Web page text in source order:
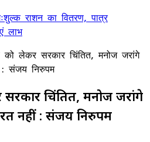
राशन का वितरण, पात्र
लाभ
को लेकर सरकार चिंतित, मनोज जरांगे
संजय निरुपम
सरकार चिंतित, मनोज जरांगे
नहीं : संजय निरुपम